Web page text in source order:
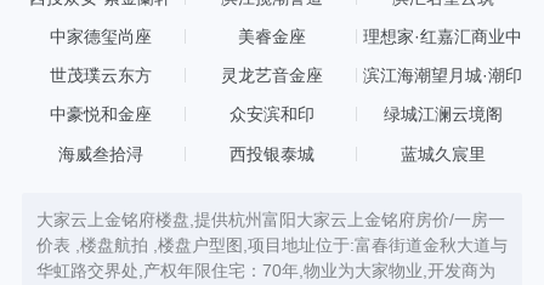
中家德玺尚座 美睿金座
理想家·红嘉汇商业中
世茂璞云东方 灵龙艺音金座 滨江海潮望月城·潮印
中豪悦和金座 众安滨和印 绿城江澜云境阁
海威叁拾浔 西投银泰城 蓝城久宸里
大家云上金铭府楼盘,提供杭州富阳大家云上金铭府房价/一房一
价表 ,楼盘航拍 ,楼盘户型图,项目地址位于:富春街道金秋大道与
华虹路交界处,产权年限住宅：70年,物业为大家物业,开发商为